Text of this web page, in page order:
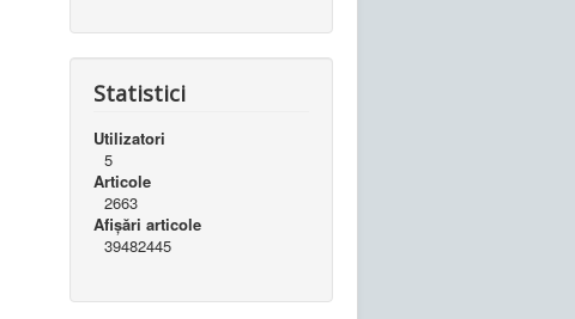
Statistici
Utilizatori
5
Articole
2663
Afișări articole
39482445